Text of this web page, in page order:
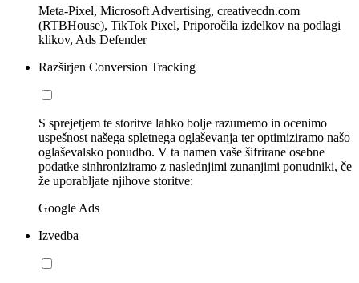
Meta-Pixel, Microsoft Advertising, creativecdn.com
(RTBHouse), TikTok Pixel, Priporočila izdelkov na podlagi
klikov, Ads Defender
Razširjen Conversion Tracking
S sprejetjem te storitve lahko bolje razumemo in ocenimo
uspešnost našega spletnega oglaševanja ter optimiziramo našo
oglaševalsko ponudbo. V ta namen vaše šifrirane osebne
podatke sinhroniziramo z naslednjimi zunanjimi ponudniki, če
že uporabljate njihove storitve:
Google Ads
Izvedba